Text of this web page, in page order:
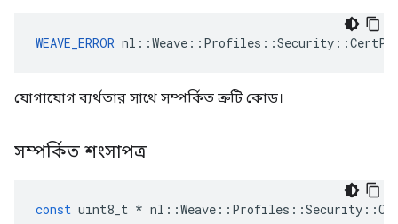
WEAVE_ERROR
যোগাযোগ ব্যর্থতার সাথে সম্পর্কিত ত্রুটি কোড।
সম্পর্কিত শংসাপত্র
const uint8_t * nl ::Weave :: Profiles ::Security ::